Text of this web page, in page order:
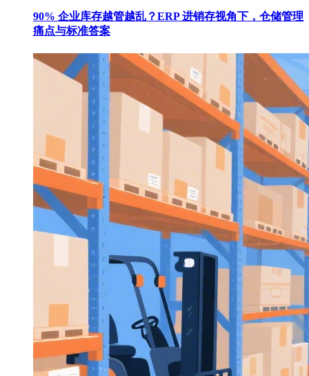
90% 企业库存越管越乱？ERP 进销存视角下，仓储管理
痛点与标准答案